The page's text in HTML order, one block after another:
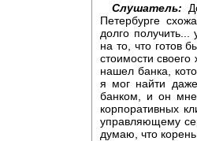
Слушатель:
Петербурге
долго
на то, что готов
стоимости
нашел банка,
я мог найти
банком, и он мне
корпоративных
управляющему
думаю, что